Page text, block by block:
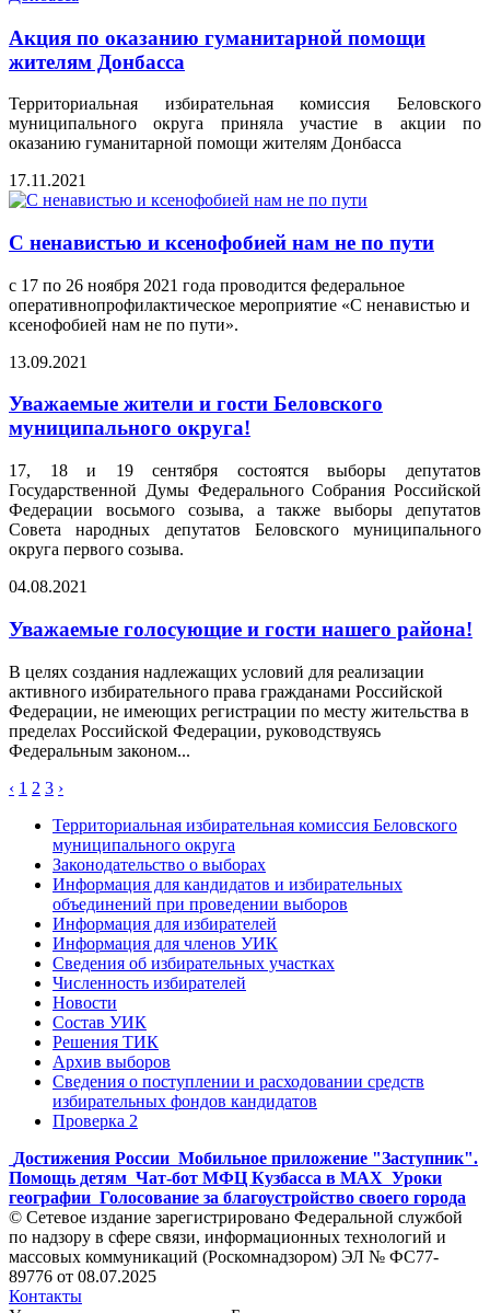
Акция по оказанию гуманитарной помощи
жителям Донбасса
Территориальная избирательная комиссия Беловского
муниципального округа приняла участие в акции по
оказанию гуманитарной помощи жителям Донбасса
17.11.2021
С ненавистью и ксенофобией нам не по пути
с 17 по 26 ноября 2021 года проводится федеральное
оперативнопрофилактическое мероприятие «С ненавистью и
ксенофобией нам не по пути».
13.09.2021
Уважаемые жители и гости Беловского
муниципального округа!
17, 18 и 19 сентября состоятся выборы депутатов
Государственной Думы Федерального Собрания Российской
Федерации восьмого созыва, а также выборы депутатов
Совета народных депутатов Беловского муниципального
округа первого созыва.
04.08.2021
Уважаемые голосующие и гости нашего района!
В целях создания надлежащих условий для реализации
активного избирательного права гражданами Российской
Федерации, не имеющих регистрации по месту жительства в
пределах Российской Федерации, руководствуясь
Федеральным законом...
‹ 1 2 3 ›
Территориальная избирательная комиссия Беловского
муниципального округа
Законодательство о выборах
Информация для кандидатов и избирательных
объединений при проведении выборов
Информация для избирателей
Информация для членов УИК
Сведения об избирательных участках
Численность избирателей
Новости
Состав УИК
Решения ТИК
Архив выборов
Сведения о поступлении и расходовании средств
избирательных фондов кандидатов
Проверка 2
Достижения России Мобильное приложение "Заступник".
Помощь детям Чат-бот МФЦ Кузбасса в MAX Уроки
географии Голосование за благоустройство своего города
© Сетевое издание зарегистрировано Федеральной службой
по надзору в сфере связи, информационных технологий и
массовых коммуникаций (Роскомнадзором) ЭЛ № ФС77-
89776 от 08.07.2025
Контакты